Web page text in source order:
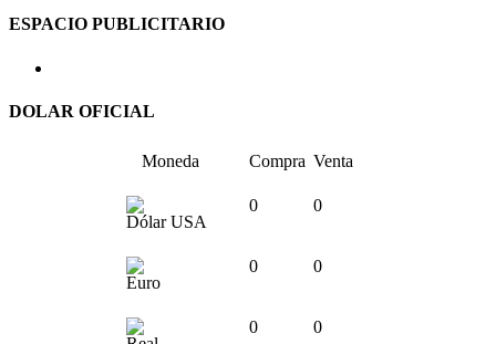
ESPACIO PUBLICITARIO
DOLAR OFICIAL
Moneda Compra Venta
Dólar USA
0 0
Euro
0 0
0 0